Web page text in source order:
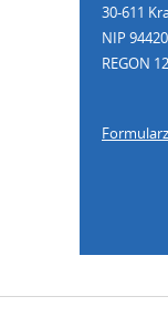
30-611
NIP
REGON